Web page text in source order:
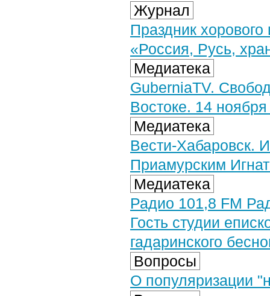
Журнал
Праздник
«Россия, Русь,
Медиатека
GuberniaTV.
Востоке. 14 ноября
Медиатека
Вести-Хабаровск.
Приамурским
Медиатека
Радио 101,8 FM
Гость студии
гадаринского
Вопросы
О популяризации